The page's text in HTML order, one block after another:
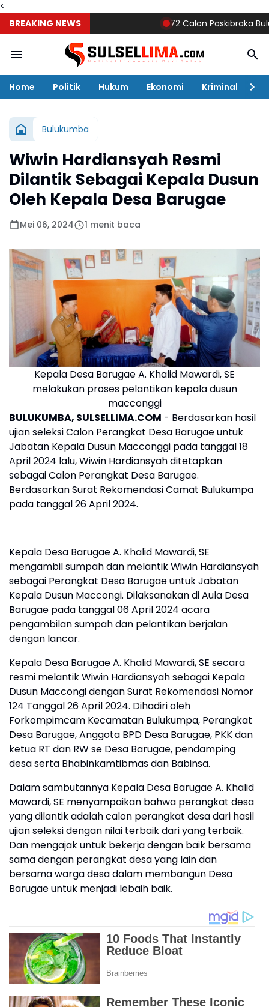
<
BREAKING NEWS
72 Calon Paskibraka
Home Politik Hukum Ekonomi Kriminal
Bulukumba
Wiwin Hardiansyah Resmi
Dilantik Sebagai Kepala Dusun
Oleh Kepala Desa Barugae
Mei 06, 2024 1 menit baca
Kepala Desa Barugae A. Khalid Mawardi, SE
melakukan proses pelantikan kepala dusun
macconggi
BULUKUMBA, SULSELLIMA.COM - Berdasarkan hasil
ujian seleksi Calon Perangkat Desa Barugae untuk
Jabatan Kepala Dusun Macconggi pada tanggal 18
April 2024 lalu, Wiwin Hardiansyah ditetapkan
sebagai Calon Perangkat Desa Barugae.
Berdasarkan Surat Rekomendasi Camat Bulukumpa
pada tanggal 26 April 2024.
Kepala Desa Barugae A. Khalid Mawardi, SE
mengambil sumpah dan melantik Wiwin Hardiansyah
sebagai Perangkat Desa Barugae untuk Jabatan
Kepala Dusun Maccongi. Dilaksanakan di Aula Desa
Barugae pada tanggal 06 April 2024 acara
pengambilan sumpah dan pelantikan berjalan
dengan lancar.
Kepala Desa Barugae A. Khalid Mawardi, SE secara
resmi melantik Wiwin Hardiansyah sebagai Kepala
Dusun Maccongi dengan Surat Rekomendasi Nomor
124 Tanggal 26 April 2024. Dihadiri oleh
Forkompimcam Kecamatan Bulukumpa, Perangkat
Desa Barugae, Anggota BPD Desa Barugae, PKK dan
ketua RT dan RW se Desa Barugae, pendamping
desa serta Bhabinkamtibmas dan Babinsa.
Dalam sambutannya Kepala Desa Barugae A. Khalid
Mawardi, SE menyampaikan bahwa perangkat desa
yang dilantik adalah calon perangkat desa dari hasil
ujian seleksi dengan nilai terbaik dari yang terbaik.
Dan mengajak untuk bekerja dengan baik bersama
sama dengan perangkat desa yang lain dan
bersama warga desa dalam membangun Desa
Barugae untuk menjadi lebaih baik.